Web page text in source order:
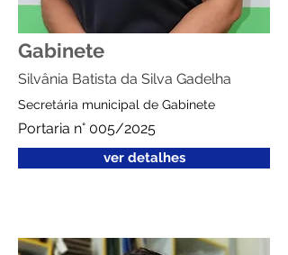
Gabinete
Silvânia Batista da Silva Gadelha
Secretária municipal de Gabinete
Portaria n° 005/2025
ver detalhes